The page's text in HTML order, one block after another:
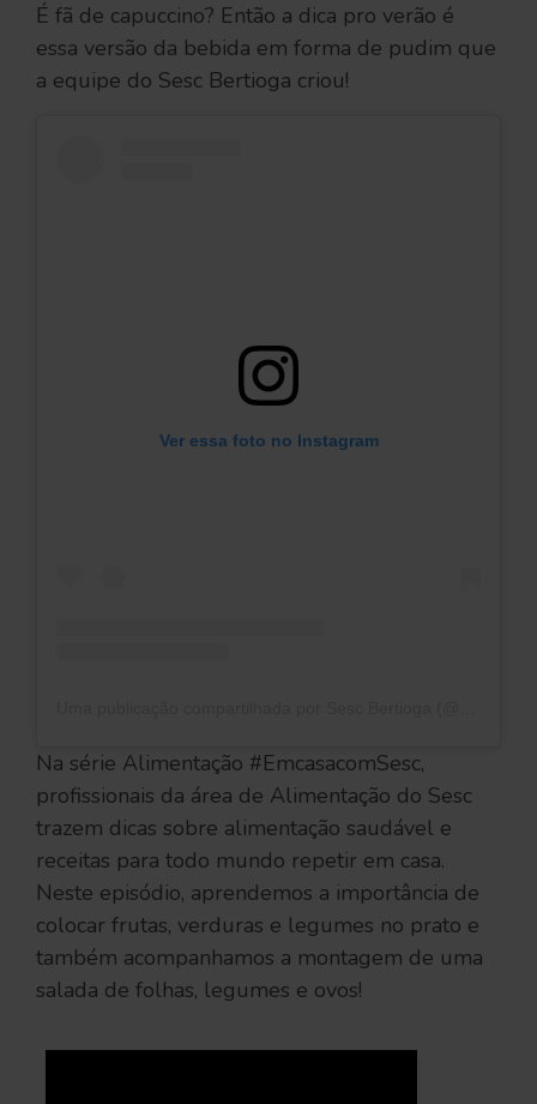
É fã de capuccino? Então a dica pro verão é
essa versão da bebida em forma de pudim que
a equipe do Sesc Bertioga criou!
Ver essa foto no Instagram
Na série Alimentação #EmcasacomSesc,
profissionais da área de Alimentação do Sesc
trazem dicas sobre alimentação saudável e
receitas para todo mundo repetir em casa.
Neste episódio, aprendemos a importância de
colocar frutas, verduras e legumes no prato e
também acompanhamos a montagem de uma
salada de folhas, legumes e ovos!